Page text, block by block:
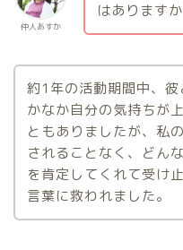
仲人あすか
はありますか
約1年の活動期間中、
かなか自分の気持ちが
ともありましたが、私
されることなく、どん
を肯定してくれて受け
言葉に救われました。